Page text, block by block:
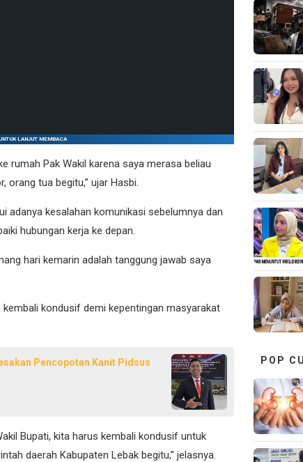
LANJUT MEMBACA
rumah Pak Wakil karena saya merasa beliau
orang tua begitu,” ujar Hasbi.
adanya kesalahan komunikasi sebelumnya dan
hubungan kerja ke depan.
hari kemarin adalah tanggung jawab saya
kondusif demi kepentingan masyarakat
Pencopotan Kanit Pidsus
Bupati, kita harus kembali kondusif untuk
daerah Kabupaten Lebak begitu,” jelasnya.
POP